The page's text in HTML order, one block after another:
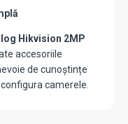
Hikvision 2MP
accesoriile
de cunoștințe
camerele.